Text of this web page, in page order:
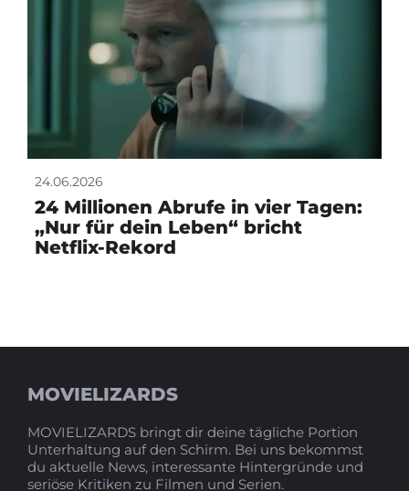
24.06.2026
24 Millionen Abrufe in vier Tagen:
„Nur für dein Leben“ bricht
Netflix-Rekord
MOVIELIZARDS
MOVIELIZARDS bringt dir deine tägliche Portion
Unterhaltung auf den Schirm. Bei uns bekommst
du aktuelle News, interessante Hintergründe und
seriöse Kritiken zu Filmen und Serien.